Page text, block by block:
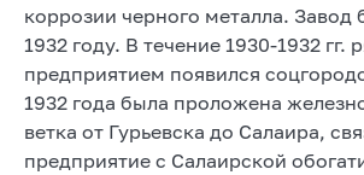
коррозии черного металла. Завод
1932 году. В течение 1930-1932 гг.
предприятием появился
1932 года была проложена
ветка от Гурьевска до Салаира,
предприятие с Салаирской